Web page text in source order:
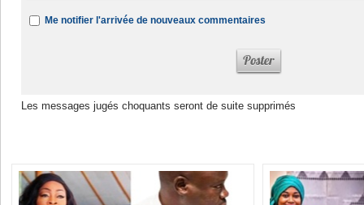
Me notifier l'arrivée de nouveaux commentaires
Les messages jugés choquants seront de suite supprimés